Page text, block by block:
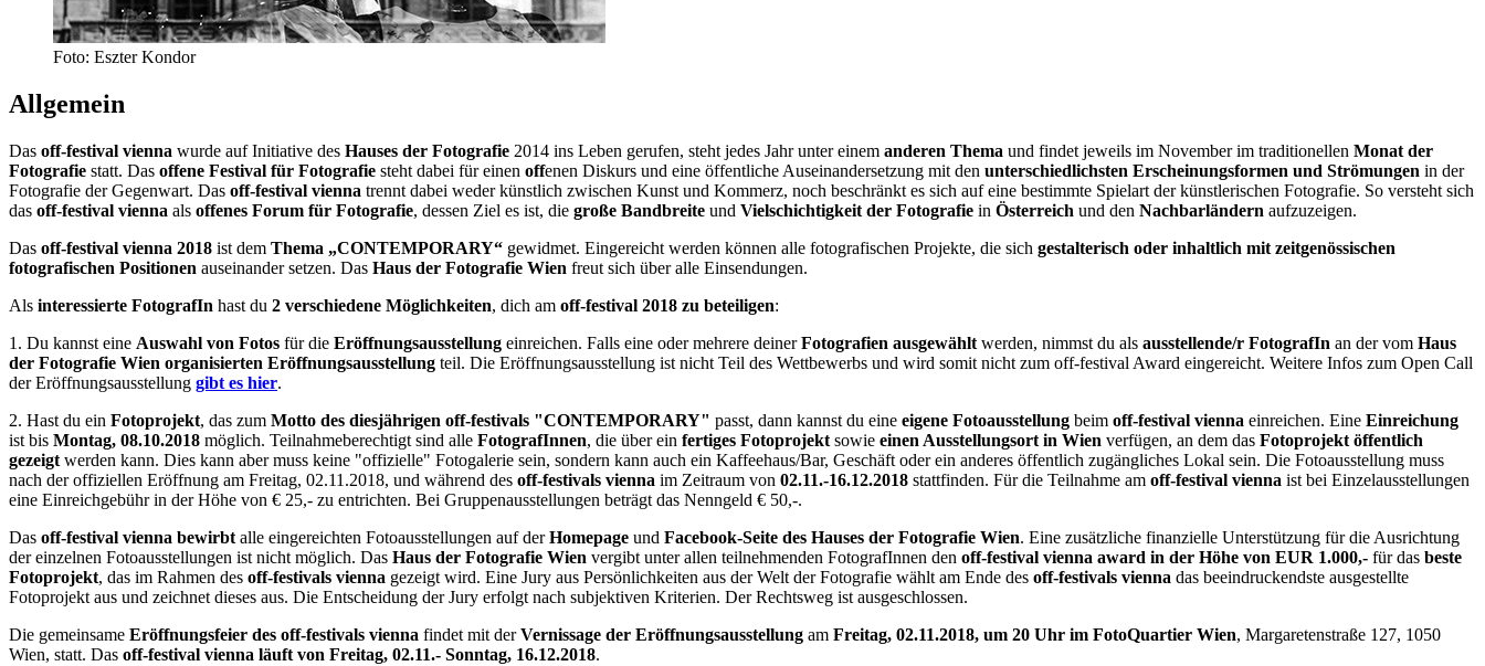
Foto: Eszter Kondor
Allgemein
Das off-festival vienna wurde auf Initiative des Hauses der Fotografie 2014 ins Leben gerufen, steht jedes Jahr unter einem anderen Thema und findet jeweils im November im traditionellen Monat der
Fotografie statt. Das offene Festival für Fotografie steht dabei für einen offenen Diskurs und eine öffentliche Auseinandersetzung mit den unterschiedlichsten Erscheinungsformen und Strömungen in der
Fotografie der Gegenwart. Das off-festival vienna trennt dabei weder künstlich zwischen Kunst und Kommerz, noch beschränkt es sich auf eine bestimmte Spielart der künstlerischen Fotografie. So versteht sich
das off-festival vienna als offenes Forum für Fotografie, dessen Ziel es ist, die große Bandbreite und Vielschichtigkeit der Fotografie in Österreich und den Nachbarländern aufzuzeigen.
Das off-festival vienna 2018 ist dem Thema „CONTEMPORARY“ gewidmet. Eingereicht werden können alle fotografischen Projekte, die sich gestalterisch oder inhaltlich mit zeitgenössischen
fotografischen Positionen auseinander setzen. Das Haus der Fotografie Wien freut sich über alle Einsendungen.
Als interessierte FotografIn hast du 2 verschiedene Möglichkeiten, dich am off-festival 2018 zu beteiligen:
1. Du kannst eine Auswahl von Fotos für die Eröffnungsausstellung einreichen. Falls eine oder mehrere deinerFotografien ausgewählt werden, nimmst du als ausstellende/r FotografIn an der vom Haus
der Fotografie Wien organisierten Eröffnungsausstellung teil. Die Eröffnungsausstellung ist nicht Teil des Wettbewerbs und wird somit nicht zum off-festival Award eingereicht. Weitere Infos zum Open Call
der Eröffnungsausstellung gibt es hier.
2. Hast du ein Fotoprojekt, das zum Motto des diesjährigen off-festivals "CONTEMPORARY" passt, dann kannst du eine eigene Fotoausstellung beim off-festival vienna einreichen. Eine Einreichung
ist bis Montag, 08.10.2018 möglich. Teilnahmeberechtigt sind alle FotografInnen, die über ein fertiges Fotoprojekt sowie einen Ausstellungsort in Wien verfügen, an dem das Fotoprojekt öffentlich
gezeigt werden kann. Dies kann aber muss keine "offizielle" Fotogalerie sein, sondern kann auch ein Kaffeehaus/Bar, Geschäft oder ein anderes öffentlich zugängliches Lokal sein. Die Fotoausstellung muss
nach der offiziellen Eröffnung am Freitag, 02.11.2018, und während des off-festivals vienna im Zeitraum von 02.11.-16.12.2018 stattfinden. Für die Teilnahme am off-festival vienna ist bei Einzelausstellungen
eine Einreichgebühr in der Höhe von € 25,- zu entrichten. Bei Gruppenausstellungen beträgt das Nenngeld € 50,-.
Das off-festival vienna bewirbt alle eingereichten Fotoausstellungen auf derHomepage und Facebook-Seite des Hauses der Fotografie Wien. Eine zusätzliche finanzielle Unterstützung für die Ausrichtung
der einzelnen Fotoausstellungen ist nicht möglich. Das Haus der Fotografie Wien vergibt unter allen teilnehmenden FotografInnen den off-festival vienna award in der Höhe von EUR 1.000,- für das beste
Fotoprojekt, das im Rahmen des off-festivals vienna gezeigt wird. Eine Jury aus Persönlichkeiten aus der Welt der Fotografie wählt am Ende des off-festivals vienna das beeindruckendste ausgestellte
Fotoprojekt aus und zeichnet dieses aus. Die Entscheidung der Jury erfolgt nach subjektiven Kriterien. Der Rechtsweg ist ausgeschlossen.
Die gemeinsame Eröffnungsfeier des off-festivals vienna findet mit derVernissage der Eröffnungsausstellung am Freitag, 02.11.2018, um 20 Uhr im FotoQuartier Wien, Margaretenstraße 127, 1050
Wien, statt. Das off-festival vienna läuft von Freitag, 02.11.- Sonntag, 16.12.2018.